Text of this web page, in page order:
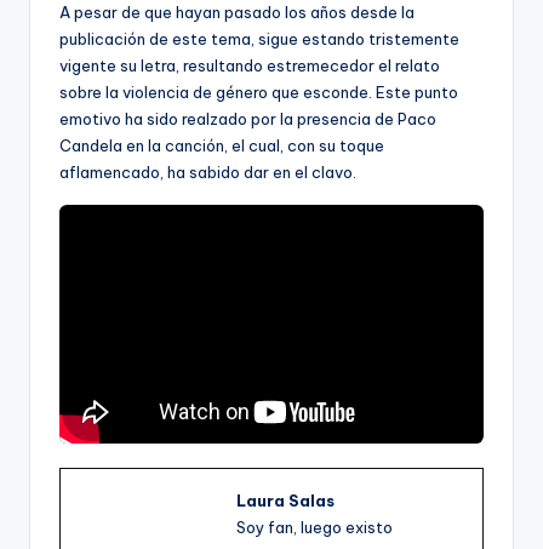
A pesar de que hayan pasado los años desde la
publicación de este tema, sigue estando tristemente
vigente su letra, resultando estremecedor el relato
sobre la violencia de género que esconde. Este punto
emotivo ha sido realzado por la presencia de Paco
Candela en la canción, el cual, con su toque
aflamencado, ha sabido dar en el clavo.
Laura Salas
Soy fan, luego existo